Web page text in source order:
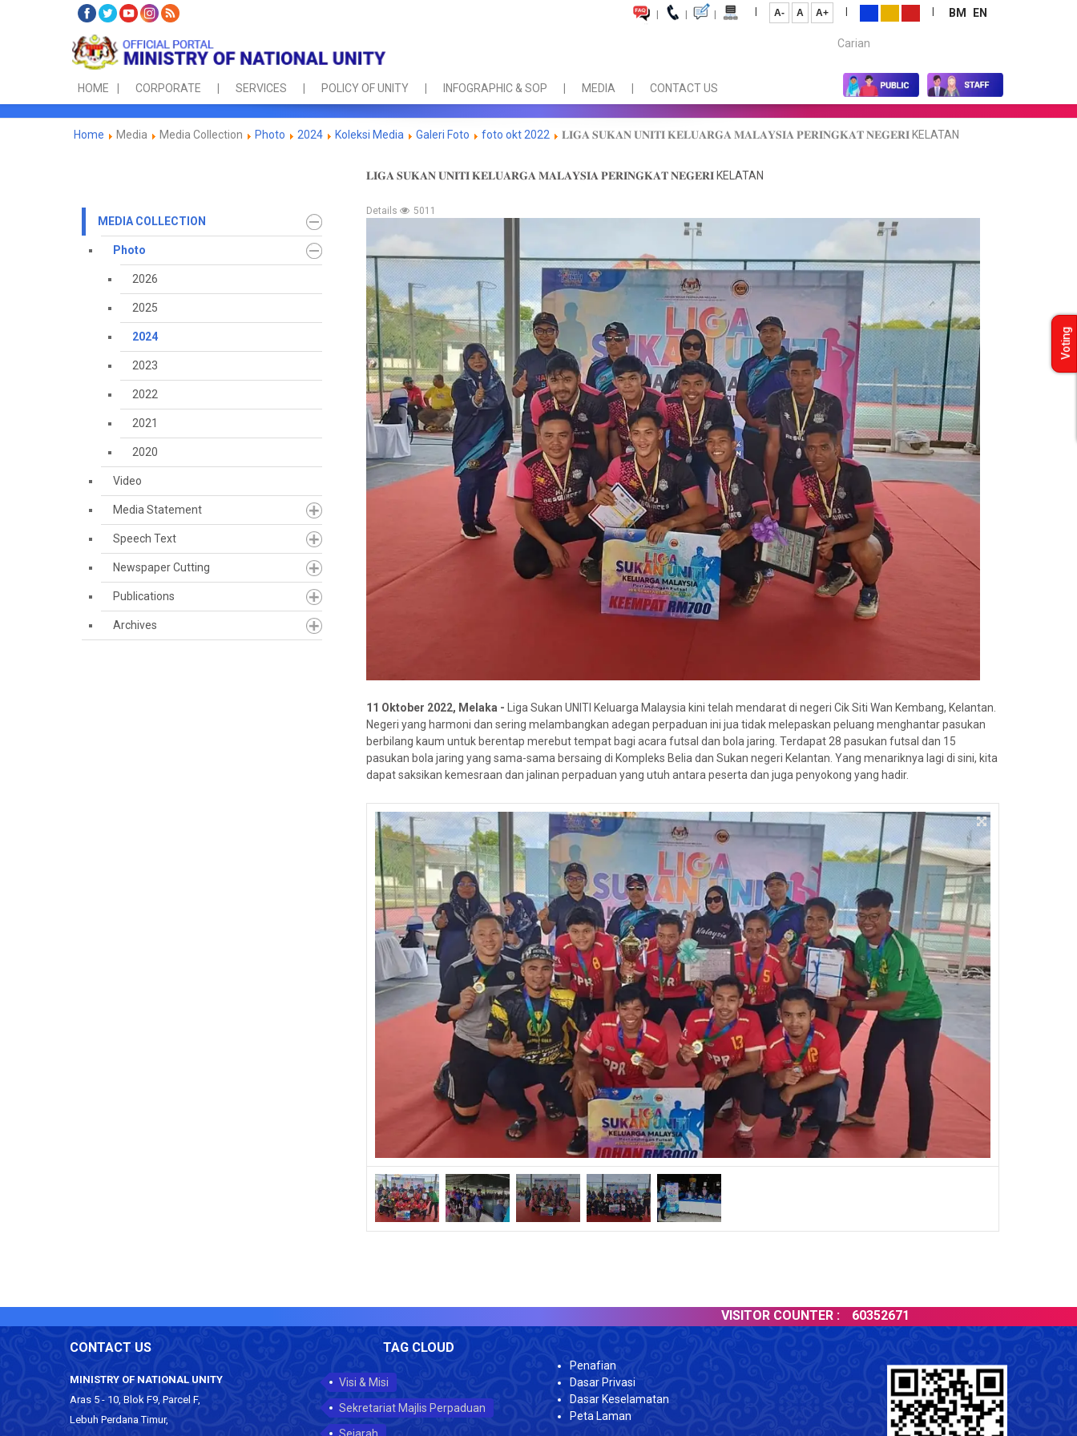
| | | | A- A A+ | | BM
EN
Carian...
HOME CORPORATE SERVICES POLICY OF UNITY INFOGRAPHIC & SOP MEDIA CONTACT US
Home Media Media Collection Photo 2024 Koleksi Media Galeri Foto foto okt 2022 𝐋𝐈𝐆𝐀 𝐒𝐔𝐊𝐀𝐍 𝐔𝐍𝐈𝐓𝐈 𝐊𝐄𝐋𝐔𝐀𝐑𝐆𝐀 𝐌𝐀𝐋𝐀𝐘𝐒𝐈𝐀 𝐏𝐄𝐑𝐈𝐍𝐆𝐊𝐀𝐓 𝐍𝐄𝐆𝐄𝐑𝐈 KELATAN
MEDIA COLLECTION
Photo
2026
2025
2024
2023
2022
2021
2020
Video
Media Statement
Speech Text
Newspaper Cutting
Publications
Archives
𝐋𝐈𝐆𝐀 𝐒𝐔𝐊𝐀𝐍 𝐔𝐍𝐈𝐓𝐈 𝐊𝐄𝐋𝐔𝐀𝐑𝐆𝐀 𝐌𝐀𝐋𝐀𝐘𝐒𝐈𝐀 𝐏𝐄𝐑𝐈𝐍𝐆𝐊𝐀𝐓 𝐍𝐄𝐆𝐄𝐑𝐈 KELATAN
Details 5011
11 Oktober 2022, Melaka -
Liga Sukan UNITI Keluarga Malaysia kini telah mendarat di negeri Cik Siti Wan Kembang, Kelantan.
Negeri yang harmoni dan sering melambangkan adegan perpaduan ini jua tidak melepaskan peluang menghantar pasukan
berbilang kaum untuk berentap merebut tempat bagi acara futsal dan bola jaring. Terdapat 28 pasukan futsal dan 15
pasukan bola jaring yang sama-sama bersaing di Kompleks Belia dan Sukan negeri Kelantan. Yang menariknya lagi di sini, kita
dapat saksikan kemesraan dan jalinan perpaduan yang utuh antara peserta dan juga penyokong yang hadir.
VISITOR COUNTER : 60352671
CONTACT US
MINISTRY OF NATIONAL UNITY
Aras 5 - 10, Blok F9, Parcel F,
Lebuh Perdana Timur,
TAG CLOUD
Visi & Misi
Sekretariat Majlis Perpaduan
Sejarah
Penafian
Dasar Privasi
Dasar Keselamatan
Peta Laman
Voting